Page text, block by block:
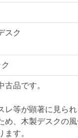
スク
古品です。
レ等が顕著に見ら
め、木製デスクの
す。